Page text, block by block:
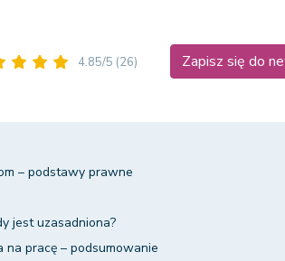
4.85/5 (26) Zapisz się do
– podstawy prawne
jest uzasadniona?
pracę – podsumowanie